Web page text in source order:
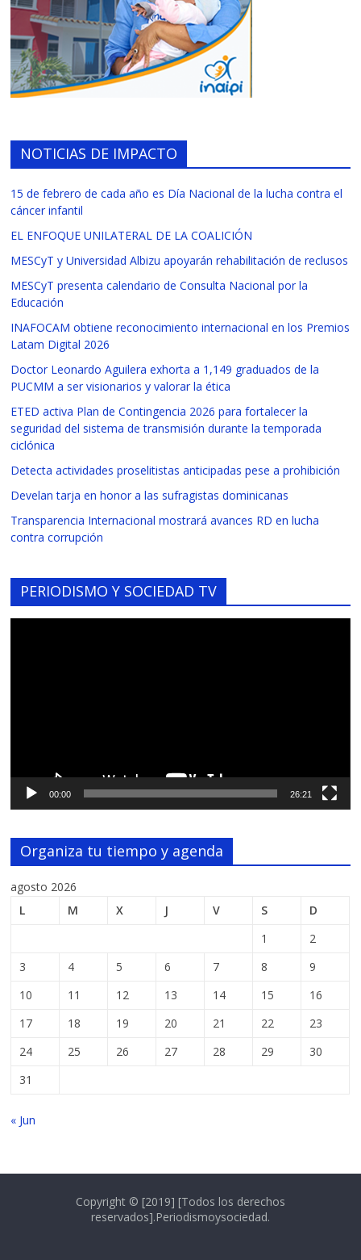
NOTICIAS DE IMPACTO
15 de febrero de cada año es Día Nacional de la lucha contra el
cáncer infantil
EL ENFOQUE UNILATERAL DE LA COALICIÓN
MESCyT y Universidad Albizu apoyarán rehabilitación de reclusos
MESCyT presenta calendario de Consulta Nacional por la
Educación
INAFOCAM obtiene reconocimiento internacional en los Premios
Latam Digital 2026
Doctor Leonardo Aguilera exhorta a 1,149 graduados de la
PUCMM a ser visionarios y valorar la ética
ETED activa Plan de Contingencia 2026 para fortalecer la
seguridad del sistema de transmisión durante la temporada
ciclónica
Detecta actividades proselitistas anticipadas pese a prohibición
Develan tarja en honor a las sufragistas dominicanas
Transparencia Internacional mostrará avances RD en lucha
contra corrupción
PERIODISMO Y SOCIEDAD TV
00:00 26:21
Organiza tu tiempo y agenda
agosto 2026
L
M X J V S
D
1
2
3
4 5 6 7 8
9
10
11 12 13 14 15
16
17
18 19 20 21 22
23
24
25 26 27 28 29
30
31
« Jun
Copyright © [2019] [Todos los derechos
reservados].Periodismoysociedad.